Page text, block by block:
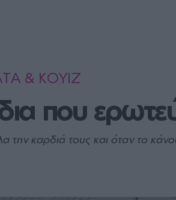
& ΚΟΥΙΖ
που
την καρδιά τους και όταν το